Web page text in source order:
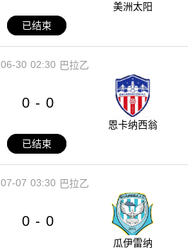
美洲太阳
已结束
02:30
06-30 巴拉乙
0 - 0
恩卡纳西翁
已结束
03:30
07-07 巴拉乙
0 - 0
瓜伊雷纳